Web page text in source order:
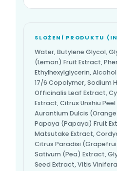
SLOŽENÍ PRODUKTU
Water, Butylene Glycol,
(Lemon) Fruit Extract,
Ethylhexylglycerin,
17/6 Copolymer, Sodium
Officinalis Leaf Extract,
Extract, Citrus Unshiu
Aurantium Dulcis
Papaya (Papaya) Fruit
Matsutake Extract,
Citrus Paradisi
Sativum (Pea) Extract,
Seed Extract, Vitis